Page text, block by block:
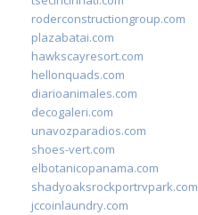
roderconstructiongroup.com
plazabatai.com
hawkscayresort.com
hellonquads.com
diarioanimales.com
decogaleri.com
unavozparadios.com
shoes-vert.com
elbotanicopanama.com
shadyoaksrockportrvpark.com
jccoinlaundry.com